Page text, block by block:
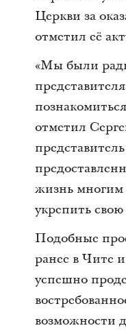
Церкви за
отметил её
«Мы были
отметил
жизнь
укрепить свою
Подобные
ранее в Чите
успешно
возможности